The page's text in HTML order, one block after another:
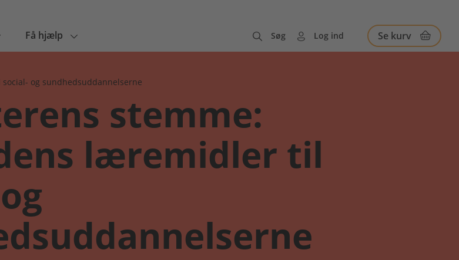
Få hjælp Søg Log ind Se kurv
og sundhedsuddannelserne
stemme:
læremidler til